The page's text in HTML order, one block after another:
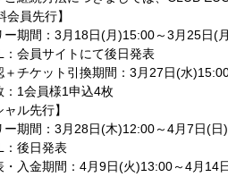
会員先行】
ー期間：3月18日(月)15:00～3月25日(
：会員サイトにて後日発表
＋チケット引換期間：3月27日(水
：1会員様1申込4枚
ャル先行】
ー期間：3月28日(木)12:00～4月7日(日
：後日発表
・入金期間：4月9日(火)13:00～4月14